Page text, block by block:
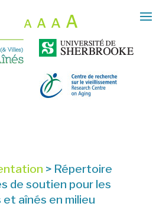
A A A A
> Répertoire
de soutien pour les
aînés en milieu